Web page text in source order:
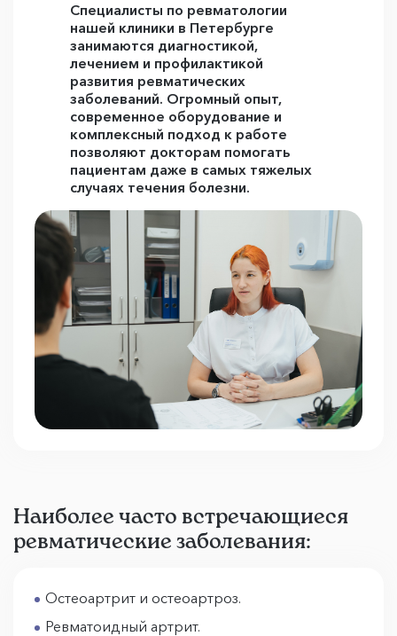
Специалисты по ревматологии
нашей клиники в Петербурге
занимаются диагностикой,
лечением и профилактикой
развития ревматических
заболеваний. Огромный опыт,
современное оборудование и
комплексный подход к работе
позволяют докторам помогать
пациентам даже в самых тяжелых
случаях течения болезни.
Наиболее часто встречающиеся
ревматические заболевания:
Остеоартрит и остеоартроз.
Ревматоидный артрит.